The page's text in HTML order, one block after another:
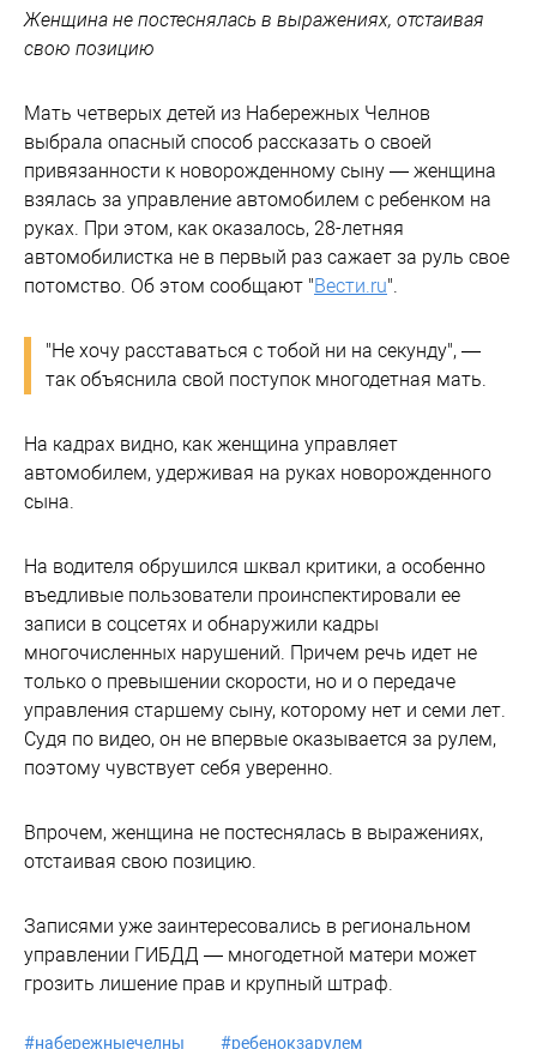
Женщина не постеснялась в выражениях, отстаивая
свою позицию
Мать четверых детей из Набережных Челнов
выбрала опасный способ рассказать о своей
привязанности к новорожденному сыну — женщина
взялась за управление автомобилем с ребенком на
руках. При этом, как оказалось, 28-летняя
автомобилистка не в первый раз сажает за руль свое
потомство. Об этом сообщают "Вести.ru".
"Не хочу расставаться с тобой ни на секунду", —
так объяснила свой поступок многодетная мать.
На кадрах видно, как женщина управляет
автомобилем, удерживая на руках новорожденного
сына.
На водителя обрушился шквал критики, а особенно
въедливые пользователи проинспектировали ее
записи в соцсетях и обнаружили кадры
многочисленных нарушений. Причем речь идет не
только о превышении скорости, но и о передаче
управления старшему сыну, которому нет и семи лет.
Судя по видео, он не впервые оказывается за рулем,
поэтому чувствует себя уверенно.
Впрочем, женщина не постеснялась в выражениях,
отстаивая свою позицию.
Записями уже заинтересовались в региональном
управлении ГИБДД — многодетной матери может
грозить лишение прав и крупный штраф.
#набережныечелны #ребенокзарулем